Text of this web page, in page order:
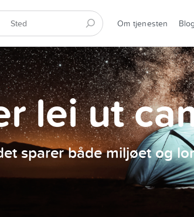
Om tjenesten Blog
lei ut
sparer både miljøet og